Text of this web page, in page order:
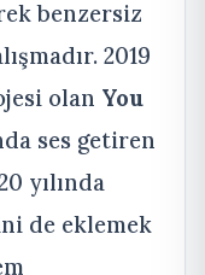
benzersiz
2019
olan You
ses getiren
yılında
de eklemek